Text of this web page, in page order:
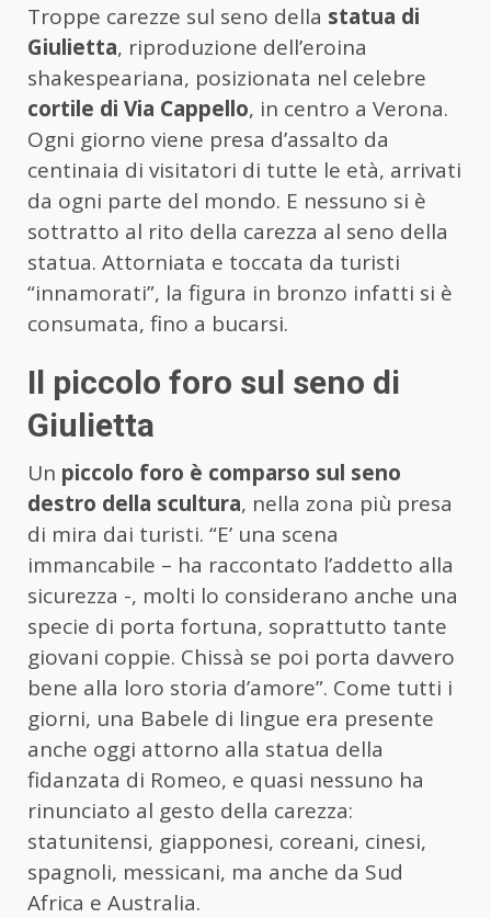
Troppe carezze sul seno della statua di
Giulietta, riproduzione dell’eroina
shakespeariana, posizionata nel celebre
cortile di Via Cappello, in centro a Verona.
Ogni giorno viene presa d’assalto da
centinaia di visitatori di tutte le età, arrivati
da ogni parte del mondo. E nessuno si è
sottratto al rito della carezza al seno della
statua. Attorniata e toccata da turisti
“innamorati”, la figura in bronzo infatti si è
consumata, fino a bucarsi.
Il piccolo foro sul seno di
Giulietta
Un piccolo foro è comparso sul seno
destro della scultura, nella zona più presa
di mira dai turisti. “E’ una scena
immancabile – ha raccontato l’addetto alla
sicurezza -, molti lo considerano anche una
specie di porta fortuna, soprattutto tante
giovani coppie. Chissà se poi porta davvero
bene alla loro storia d’amore”. Come tutti i
giorni, una Babele di lingue era presente
anche oggi attorno alla statua della
fidanzata di Romeo, e quasi nessuno ha
rinunciato al gesto della carezza:
statunitensi, giapponesi, coreani, cinesi,
spagnoli, messicani, ma anche da Sud
Africa e Australia.